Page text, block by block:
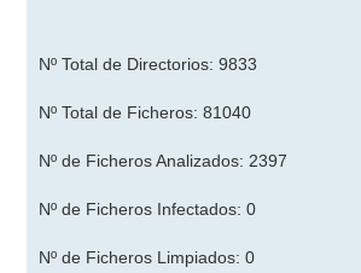
Nº Total de Directorios: 9833
Nº Total de Ficheros: 81040
Nº de Ficheros Analizados: 2397
Nº de Ficheros Infectados: 0
Nº de Ficheros Limpiados: 0